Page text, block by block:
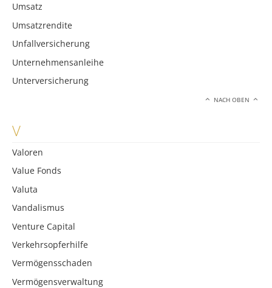
Umsatz
Umsatzrendite
Unfallversicherung
Unternehmensanleihe
Unterversicherung
NACH OBEN
V
Valoren
Value Fonds
Valuta
Vandalismus
Venture Capital
Verkehrsopferhilfe
Vermögensschaden
Vermögensverwaltung